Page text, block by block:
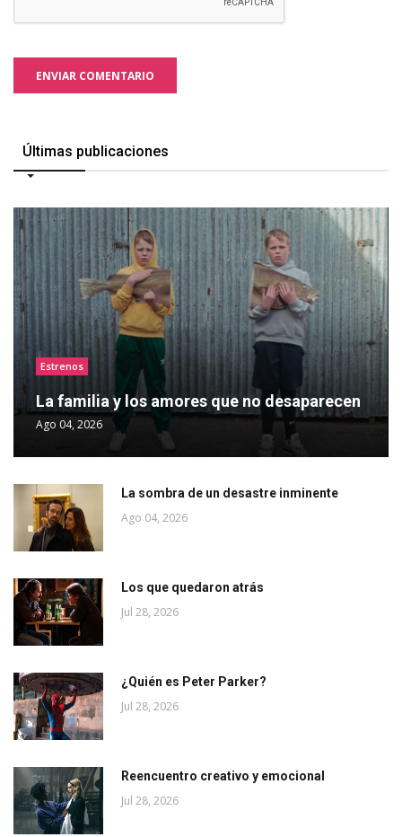
ENVIAR COMENTARIO
Últimas publicaciones
Estrenos
La familia y los amores que no desaparecen
Ago 04, 2026
La sombra de un desastre inminente
Ago 04, 2026
Los que quedaron atrás
Jul 28, 2026
¿Quién es Peter Parker?
Jul 28, 2026
Reencuentro creativo y emocional
Jul 28, 2026